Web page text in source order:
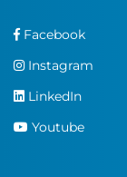
Facebook
Instagram
LinkedIn
Youtube